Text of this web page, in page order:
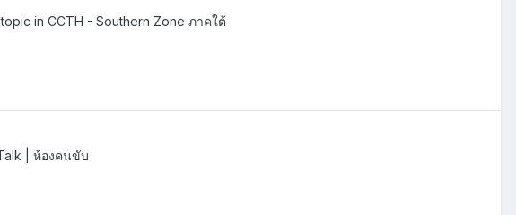
in CCTH - Southern Zone ภาคใต้
| ห้องคนขับ